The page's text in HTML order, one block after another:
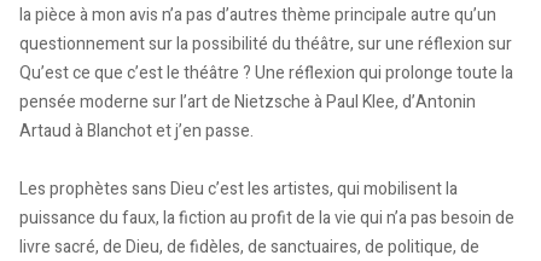
la pièce à mon avis n’a pas d’autres thème principale autre qu’un
questionnement sur la possibilité du théâtre, sur une réflexion sur
Qu’est ce que c’est le théâtre ? Une réflexion qui prolonge toute la
pensée moderne sur l’art de Nietzsche à Paul Klee, d’Antonin
Artaud à Blanchot et j’en passe.
Les prophètes sans Dieu c’est les artistes, qui mobilisent la
puissance du faux, la fiction au profit de la vie qui n’a pas besoin de
livre sacré, de Dieu, de fidèles, de sanctuaires, de politique, de